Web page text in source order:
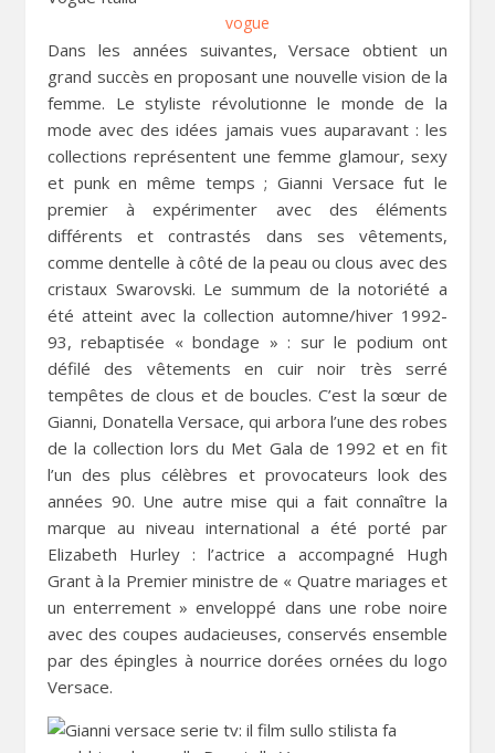
vogue
Dans les années suivantes, Versace obtient un
grand succès en proposant une nouvelle vision de la
femme. Le styliste révolutionne le monde de la
mode avec des idées jamais vues auparavant : les
collections représentent une femme glamour, sexy
et punk en même temps ; Gianni Versace fut le
premier à expérimenter avec des éléments
différents et contrastés dans ses vêtements,
comme dentelle à côté de la peau ou clous avec des
cristaux Swarovski. Le summum de la notoriété a
été atteint avec la collection automne/hiver 1992-
93, rebaptisée « bondage » : sur le podium ont
défilé des vêtements en cuir noir très serré
tempêtes de clous et de boucles. C’est la sœur de
Gianni, Donatella Versace, qui arbora l’une des robes
de la collection lors du Met Gala de 1992 et en fit
l’un des plus célèbres et provocateurs look des
années 90. Une autre mise qui a fait connaître la
marque au niveau international a été porté par
Elizabeth Hurley : l’actrice a accompagné Hugh
Grant à la Premier ministre de « Quatre mariages et
un enterrement » enveloppé dans une robe noire
avec des coupes audacieuses, conservés ensemble
par des épingles à nourrice dorées ornées du logo
Versace.